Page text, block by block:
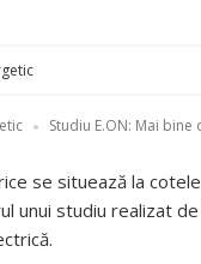
Studiu E.ON: Mai
se situează la
unui studiu realizat